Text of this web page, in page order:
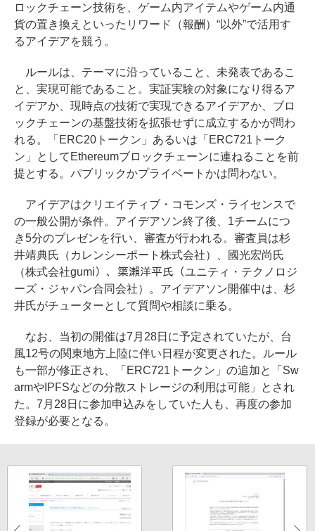
ロックチェーン技術を、ゲーム内アイテムやゲーム内通
貨の置き換えといったリワード（報酬）“以外”で活用す
るアイデアを競う。
ルールは、テーマに沿っていること、未発表であるこ
と、実現可能であること。実証実験の対象になり得るア
イデアか、現時点の技術で実現できるアイデアか、ブロ
ックチェーンの基盤技術を拡張せずに成立するかが問わ
れる。「ERC20トークン」あるいは「ERC721トーク
ン」としてEthereumブロックチェーンに連ねることを前
提とする。パブリックかプライベートかは問わない。
アイデアはクリエイティブ・コモンズ・ライセンスで
の一般公開が条件。アイデアソン終了後、1チームにつ
き5分のプレゼンを行い、審査が行われる。審査員は杉
井靖典氏（カレンシーポート株式会社）、國光宏尚氏
（株式会社gumi）、𥱋瀨洋平氏（ユニティ・テクノロジ
ーズ・ジャパン合同会社）。アイデアソン開催中は、杉
井氏がチューターとして質問や相談に乗る。
なお、当初の開催は7月28日に予定されていたが、台
風12号の関東地方上陸に伴い日程が変更された。ルール
も一部が修正され、「ERC721トークン」の追加と「Sw
armやIPFSなどの分散ストレージの利用は可能」とされ
た。7月28日に参加申込みをしていた人も、再度の参加
登録が必要となる。